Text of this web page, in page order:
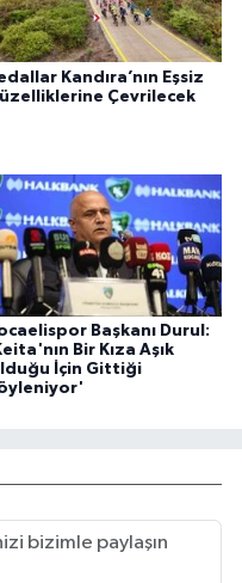
Kandıra’nın Eşsiz
Çevrilecek
Başkanı Durul:
Bir Kıza Aşık
İçin Gittiği